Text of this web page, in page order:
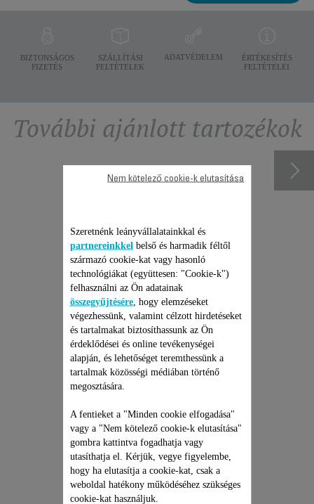
BIZTONSÁGOS
FIZETÉS
SZÁLLÍTÁSI
FELTÉTELEK
ADATVÉDELEM
ÉRTÉKESÍTÉS
FELTÉTELEI
További ajánlott tartozékok
ROWENTA ZSÁKOS, ÉS
ZSÁKNÉLKÜLI
PORSZÍVÓ JAVÍTÁSI
CSOMAG
Árajánlat, meglepetések nélkül
és 6 hónapos kiterjesztett
19 990 Ft
Kosárba
Szeretnénk leányvállalatainkkal és
partnereinkkel belső és harmadik féltől
származó cookie-kat vagy hasonló
technológiákat (együttesen: "Cookie-k")
felhasználni az Ön adatainak
összegyűjtésére, hogy elemzéseket
végezhessünk, valamint célzott hirdetéseket
és tartalmakat biztosíthassunk az Ön
érdeklődései és online tevékenységei
alapján, és lehetőséget teremthessünk a
tartalmak közösségi médiában történő
megosztására.
A fentieket a "Minden cookie elfogadása"
vagy a "Nem kötelező cookie-k elutasítása"
gombra kattintva fogadhatja vagy
utasíthatja el. Kérjük, vegye figyelembe,
hogy ha elutasítja a cookie-kat, csak a
weboldal hatékony működéséhez szükséges
cookie-kat használjuk.
Nem kötelező cookie-k elutasítása